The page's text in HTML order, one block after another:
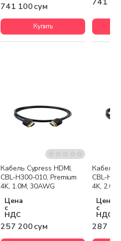
741 100 сум
Купить
Кабель Cypress HDMI,
CBL-H300-010, Premium
4K, 1.0M, 30AWG
Цена
с
НДС
257 200 сум
Кабель
CBL-
4K,
Цена
с
НДС
287